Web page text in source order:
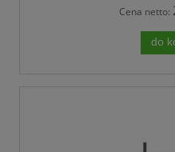
Cena netto:
do